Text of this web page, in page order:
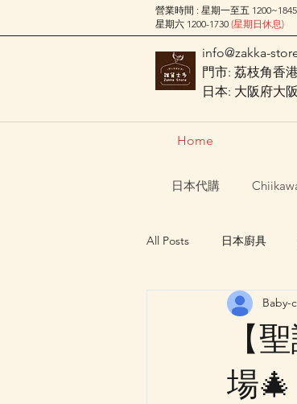
營業時間 : 星期一至五 1200~1845
星期六 1200-1730 (星期日休息)
info@zakka-
門市: 荔枝角香
日本: 大阪府大
Home
日本代購
All Posts 日本廚具
Nagano Characters 長
【
場
Baby-